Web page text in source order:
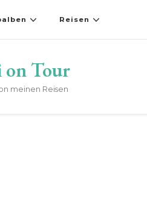
Reisen
Tour
meinen Reisen